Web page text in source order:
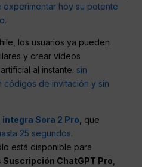
experimentar hoy su potente
los usuarios ya pueden
y crear vídeos
al instante. sin
códigos de invitación y sin
integra Sora 2 Pro, que
25 segundos.
está disponible para
ChatGPT Pro,